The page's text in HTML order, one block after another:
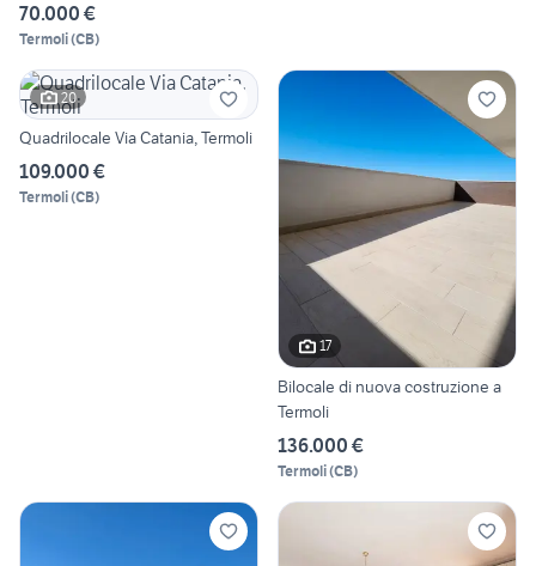
70.000 €
Termoli(CB)
20
Quadrilocale Via Catania, Termoli
109.000 €
Termoli(CB)
17
Bilocale di nuova costruzione a
Termoli
136.000 €
Termoli(CB)